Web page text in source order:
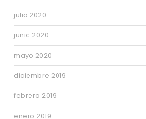
julio 2020
junio 2020
mayo 2020
diciembre 2019
febrero 2019
enero 2019